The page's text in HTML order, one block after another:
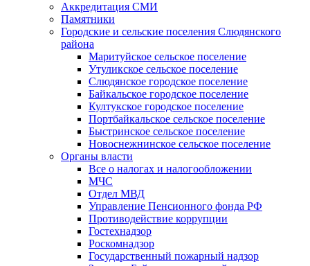
Аккредитация СМИ
Памятники
Городские и сельские поселения Слюдянского
района
Маритуйское сельское поселение
Утуликское сельское поселение
Слюдянское городское поселение
Байкальское городское поселение
Култукское городское поселение
Портбайкальское сельское поселение
Быстринское сельское поселение
Новоснежнинское сельское поселение
Органы власти
Все о налогах и налогообложении
МЧС
Отдел МВД
Управление Пенсионного фонда РФ
Противодействие коррупции
Гостехнадзор
Роскомнадзор
Государственный пожарный надзор